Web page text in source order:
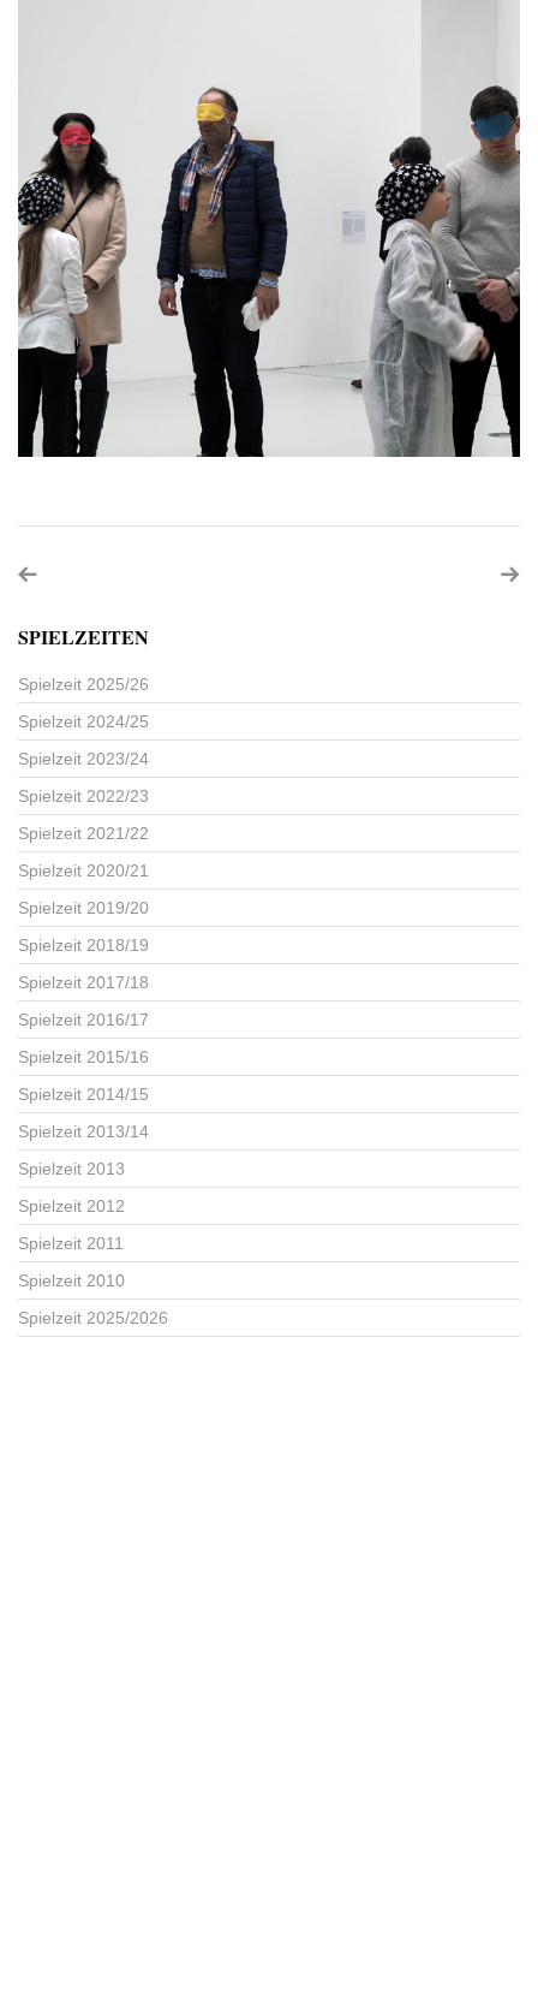
SPIELZEITEN
Spielzeit 2025/26
Spielzeit 2024/25
Spielzeit 2023/24
Spielzeit 2022/23
Spielzeit 2021/22
Spielzeit 2020/21
Spielzeit 2019/20
Spielzeit 2018/19
Spielzeit 2017/18
Spielzeit 2016/17
Spielzeit 2015/16
Spielzeit 2014/15
Spielzeit 2013/14
Spielzeit 2013
Spielzeit 2012
Spielzeit 2011
Spielzeit 2010
Spielzeit 2025/2026